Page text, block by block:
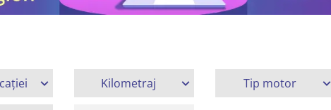
Kilometraj Tip motor